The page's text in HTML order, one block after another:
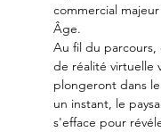
commercial
Âge.
Au fil du parcours,
de réalité virtuelle
plongeront dans
un instant, le
s'efface pour